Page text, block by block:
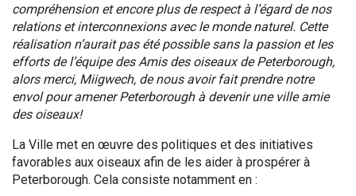
compréhension et encore plus de respect à l’égard de nos
relations et interconnexions avec le monde naturel. Cette
réalisation n’aurait pas été possible sans la passion et les
efforts de l’équipe des Amis des oiseaux de Peterborough,
alors merci, Miigwech, de nous avoir fait prendre notre
envol pour amener Peterborough à devenir une ville amie
des oiseaux!
La Ville met en œuvre des politiques et des initiatives
favorables aux oiseaux afin de les aider à prospérer à
Peterborough. Cela consiste notamment en :